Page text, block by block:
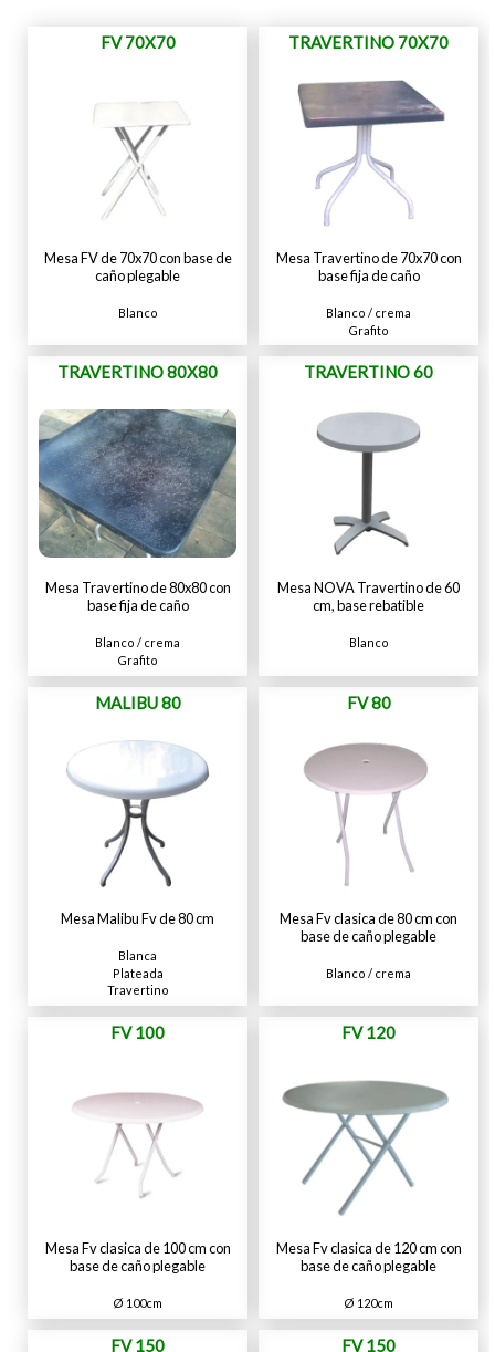
FV 70X70
Mesa FV de 70x70 con base de
caño plegable
Blanco
TRAVERTINO 70X70
Mesa Travertino de 70x70 con
base fija de caño
Blanco / crema
Grafito
TRAVERTINO 80X80
Mesa Travertino de 80x80 con
base fija de caño
Blanco / crema
Grafito
TRAVERTINO 60
Mesa NOVA Travertino de 60
cm, base rebatible
Blanco
MALIBU 80
Mesa Malibu Fv de 80 cm
Blanca
Plateada
Travertino
FV 80
Mesa Fv clasica de 80 cm con
base de caño plegable
Blanco / crema
FV 100
Mesa Fv clasica de 100 cm con
base de caño plegable
Ø 100cm
FV 120
Mesa Fv clasica de 120 cm con
base de caño plegable
Ø 120cm
FV 150 FV 150